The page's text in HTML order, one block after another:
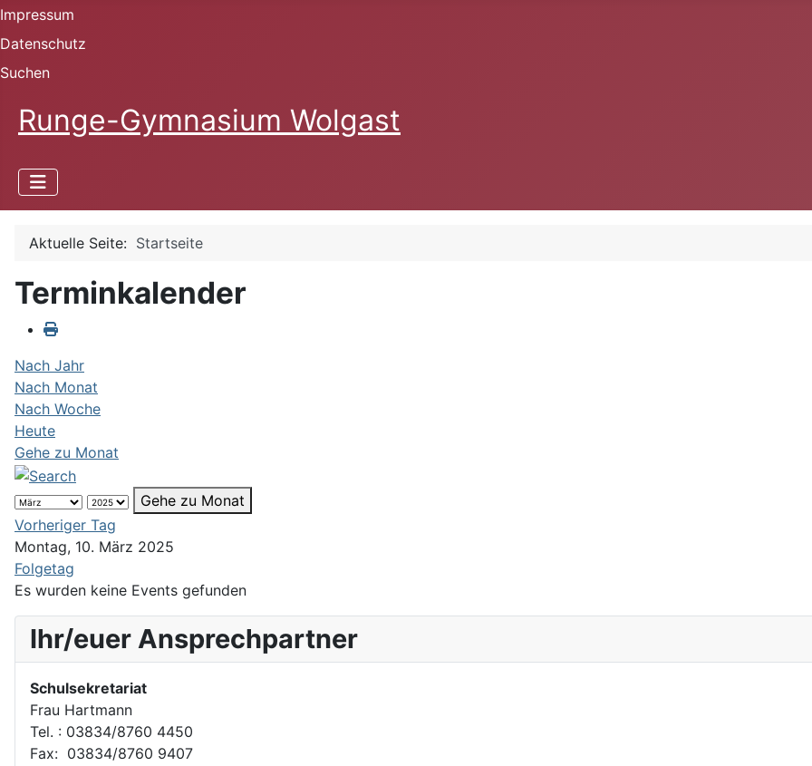
Impressum
Datenschutz
Suchen
Runge-Gymnasium Wolgast
Aktuelle Seite: Startseite
Terminkalender
Nach Jahr
Nach Monat
Nach Woche
Heute
Gehe zu Monat
Gehe zu Monat
Vorheriger Tag
Montag, 10. März 2025
Folgetag
Es wurden keine Events gefunden
Ihr/euer Ansprechpartner
Schulsekretariat
Frau Hartmann
Tel. : 03834/8760 4450
Fax: 03834/8760 9407